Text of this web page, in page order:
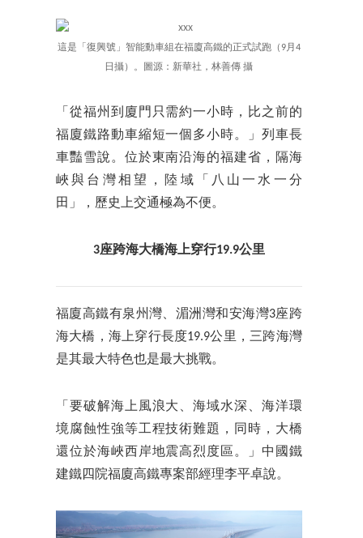
這是「復興號」智能動車組在福廈高鐵的正式試跑（9月4
日攝）。圖源：新華社，林善傳 攝
「從福州到廈門只需約一小時，比之前的
福廈鐵路動車縮短一個多小時。」列車長
車豔雪說。位於東南沿海的福建省，隔海
峽與台灣相望，陸域「八山一水一分
田」，歷史上交通極為不便。
3座跨海大橋海上穿行19.9公里
福廈高鐵有泉州灣、湄洲灣和安海灣3座跨
海大橋，海上穿行長度19.9公里，三跨海灣
是其最大特色也是最大挑戰。
「要破解海上風浪大、海域水深、海洋環
境腐蝕性強等工程技術難題，同時，大橋
還位於海峽西岸地震高烈度區。」中國鐵
建鐵四院福廈高鐵專案部經理李平卓說。